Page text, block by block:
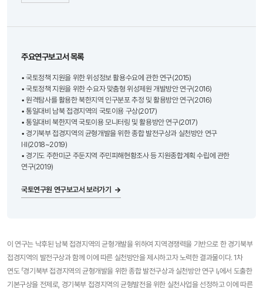
주요연구보고서 목록
• 국토정책 지원을 위한 위성정보 활용수요에 관한 연구(2015)
• 국토정책 지원을 위한 수요자 맞춤형 위성제원 개발방안 연구(2016)
• 원격탐사를 활용한 북한지역 인구분포 추정 및 활용방안 연구(2016)
• 통일대비 남북 접경지역의 국토이용 구상(2017)
• 통일대비 북한지역 국토이용 모니터링 및 활용방안 연구(2017)
• 경기북부 접경지역의 균형개발을 위한 종합 발전구상과 실천방안 연구
Ⅰ·Ⅱ(2018~2019)
• 경기도 주한미군 주둔지역 주민피해현황조사 등 지원종합계획 수립에 관한
연구(2019)
국토연구원 연구보고서 보러가기
이 연구는 낙후된 남북 접경지역의 균형개발을 위하여 지역경쟁력을 기반으로 한 경기북부
접경지역의 발전구상과 함께 이에 따른 실천방안을 제시하고자 노력한 결과물이다. 1차
연도 「경기북부 접경지역의 균형개발을 위한 종합 발전구상과 실천방안 연구 Ⅰ」에서 도출한
기본구상을 전제로, 경기북부 접경지역의 균형발전을 위한 실천사업을 선정하고 이에 따른